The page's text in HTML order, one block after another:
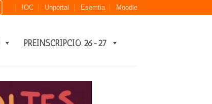
IOC Unportal Esemtia Moodle
PREINSCRIPCIÓ 26-27